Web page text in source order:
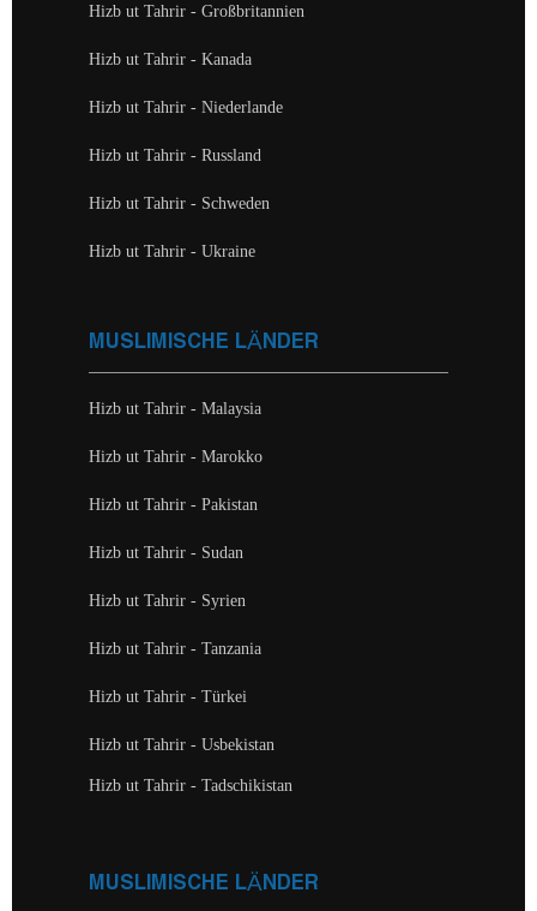
Hizb ut Tahrir - Großbritannien
Hizb ut Tahrir - Kanada
Hizb ut Tahrir - Niederlande
Hizb ut Tahrir - Russland
Hizb ut Tahrir - Schweden
Hizb ut Tahrir - Ukraine
MUSLIMISCHE LÄNDER
Hizb ut Tahrir - Malaysia
Hizb ut Tahrir - Marokko
Hizb ut Tahrir - Pakistan
Hizb ut Tahrir - Sudan
Hizb ut Tahrir - Syrien
Hizb ut Tahrir - Tanzania
Hizb ut Tahrir - Türkei
Hizb ut Tahrir - Usbekistan
Hizb ut Tahrir - Tadschikistan
MUSLIMISCHE LÄNDER